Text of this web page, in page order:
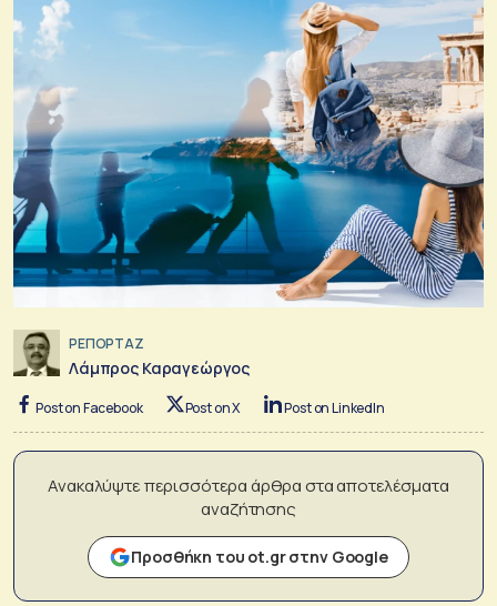
ΡΕΠΟΡΤΑΖ
Λάμπρος Καραγεώργος
Post on Facebook Post on X Post on LinkedIn
Ανακαλύψτε περισσότερα άρθρα στα αποτελέσματα
αναζήτησης
Προσθήκη του ot.gr στην Google